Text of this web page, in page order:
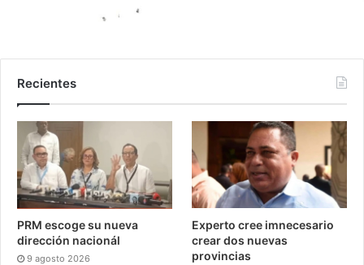
Recientes
PRM escoge su nueva
dirección nacionál
9 agosto 2026
Experto cree imnecesario
crear dos nuevas
provincias